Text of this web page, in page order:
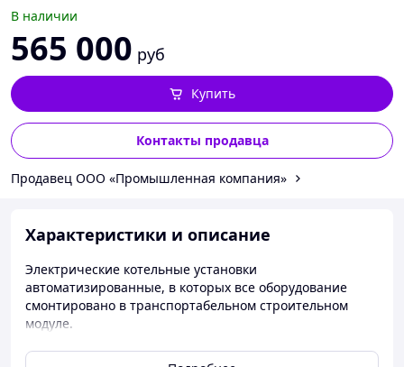
В наличии
565 000 руб
Контакты продавца
Купить
Продавец ООО «Промышленная компания»
Характеристики и описание
Электрические котельные установки
автоматизированные, в которых все оборудование
смонтировано в транспортабельном строительном
модуле.
Электрические котельныеустановки